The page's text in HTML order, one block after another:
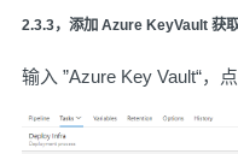
2.3.3，添加 Azure KeyVault 获
输入 ”Azure Key Vault“，